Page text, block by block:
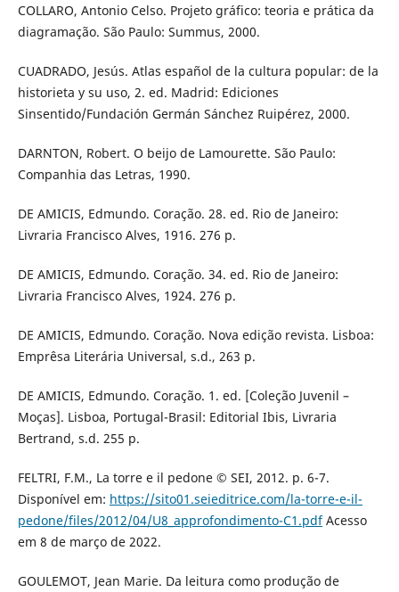
COLLARO, Antonio Celso. Projeto gráfico: teoria e prática da
diagramação. São Paulo: Summus, 2000.
CUADRADO, Jesús. Atlas español de la cultura popular: de la
historieta y su uso, 2. ed. Madrid: Ediciones
Sinsentido/Fundación Germán Sánchez Ruipérez, 2000.
DARNTON, Robert. O beijo de Lamourette. São Paulo:
Companhia das Letras, 1990.
DE AMICIS, Edmundo. Coração. 28. ed. Rio de Janeiro:
Livraria Francisco Alves, 1916. 276 p.
DE AMICIS, Edmundo. Coração. 34. ed. Rio de Janeiro:
Livraria Francisco Alves, 1924. 276 p.
DE AMICIS, Edmundo. Coração. Nova edição revista. Lisboa:
Emprêsa Literária Universal, s.d., 263 p.
DE AMICIS, Edmundo. Coração. 1. ed. [Coleção Juvenil –
Moças]. Lisboa, Portugal-Brasil: Editorial Ibis, Livraria
Bertrand, s.d. 255 p.
FELTRI, F.M., La torre e il pedone © SEI, 2012. p. 6-7.
Disponível em: https://sito01.seieditrice.com/la-torre-e-il-
pedone/files/2012/04/U8_approfondimento-C1.pdfAcesso
em 8 de março de 2022.
GOULEMOT, Jean Marie. Da leitura como produção de